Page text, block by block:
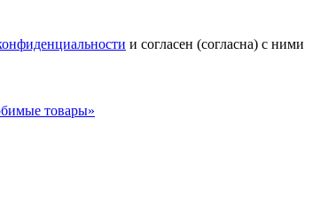
и согласен (согласна) с ними
товары»